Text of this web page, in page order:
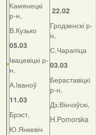
Камянецкі
р-н,
В.Кузько
05.03
Івацевіцкі р-
н,
А.Іваноў
11.03
Брэст,
Ю.Янкевіч
22.02
Гродзенскі р-
н,
С.Чарапіца
03.03
Бераставіцкі
р-н,
Дз.Вінчэўскі,
H.Pomorska